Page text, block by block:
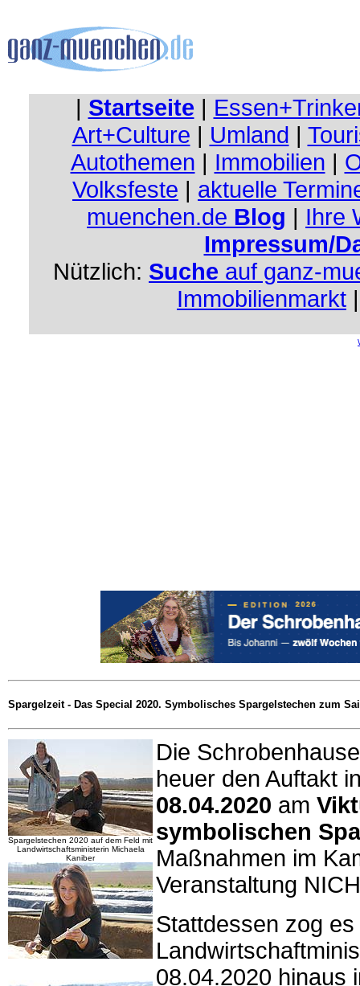
| Startseite |
Art+Culture | Umland |
Autothemen | Immobilien |
Volksfeste | aktuelle
muenchen.de Blog | Ihre
Impressum/
Nützlich: Suche auf ganz-
Immobilienmarkt
Spargelzeit - Das Special 2020. Symbolisches Spargelstechen zum
Spargelstechen 2020 auf dem Feld mit
Landwirtschaftsministerin Michaela
Kaniber
Die
heuer den Auftakt
08.04.2020 am
symbolischen
Maßnahmen im
Veranstaltung
Stattdessen zog
08.04.2020 hinaus